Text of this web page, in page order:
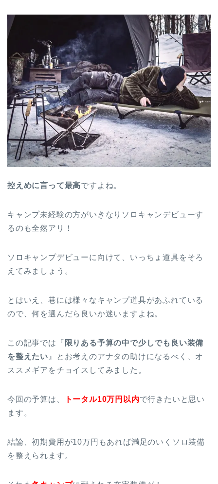
控えめに言って最高ですよね。
キャンプ未経験の方がいきなりソロキャンデビューす
るのも全然アリ！
ソロキャンプデビューに向けて、いっちょ道具をそろ
えてみましょう。
とはいえ、巷には様々なキャンプ道具があふれている
ので、何を選んだら良いか迷いますよね。
この記事では『 限りある予算の中で少しでも良い装備
を整えたい 』とお考えのアナタの助けになるべく、オ
ススメギアをチョイスしてみました。
今回の予算は、 トータル10万円以内で行きたいと思い
ます。
結論、初期費用が10万円もあれば満足のいくソロ装備
を整えられます。